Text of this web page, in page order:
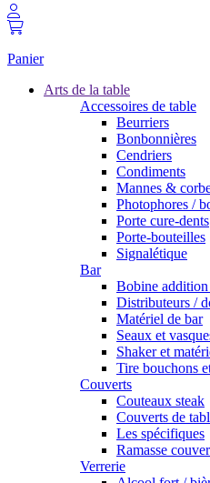
Panier
Arts de la table
Accessoires de table
Beurriers
Bonbonnières
Cendriers
Condiments
Mannes &
Photophores /
Porte cure-dents
Porte-bouteilles
Signalétique
Bar
Bobine
Distributeurs /
Matériel de bar
Seaux et
Shaker et
Tire bouchons
Couverts
Couteaux steak
Couverts de
Les spécifiques
Ramasse
Verrerie